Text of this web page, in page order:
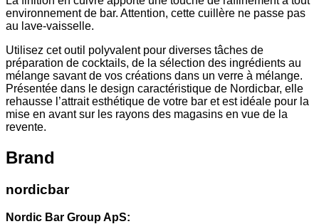
environnement de bar. Attention, cette cuillère ne passe pas
au lave-vaisselle.
Utilisez cet outil polyvalent pour diverses tâches de
préparation de cocktails, de la sélection des ingrédients au
mélange savant de vos créations dans un verre à mélange.
Présentée dans le design caractéristique de Nordicbar, elle
rehausse l’attrait esthétique de votre bar et est idéale pour la
mise en avant sur les rayons des magasins en vue de la
revente.
Brand
nordicbar
Nordic Bar Group ApS: